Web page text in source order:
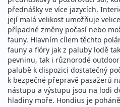
přednášky ve více jazycích.
její malá velikost umožňuje
případné změny počasí nebo
fauny. Hlavním cílem těchto
fauny a flóry jak z paluby lodě
pevninu, tak i různorodé
palubě k dispozici dostatečný
k bezpečné přepravě pasažerů
nástupu a výstupu jsou na lodi
hladiny moře. Hondius je